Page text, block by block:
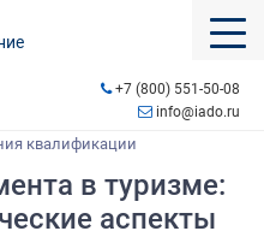
+7 (800) 551-50-08
info@iado.ru
квалификации
в туризме:
аспекты